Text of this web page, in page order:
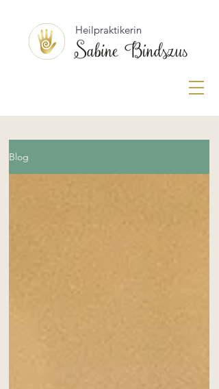
Heilpraktikerin
Blog